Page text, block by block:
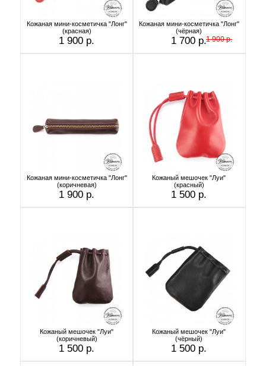
Кожаная мини-косметичка "Лонг"
(красная)
1 900 р.
Кожаная мини-косметичка "Лонг"
(чёрная)
1 700 р.1 900 р.
Кожаная мини-косметичка "Лонг"
(коричневая)
1 900 р.
Кожаный мешочек "Луи"
(красный)
1 500 р.
Кожаный мешочек "Луи"
(коричневый)
1 500 р.
Кожаный мешочек "Луи"
(чёрный)
1 500 р.